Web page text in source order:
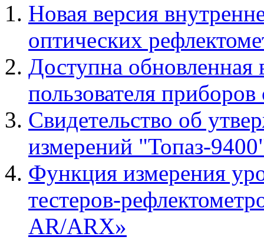
Новая версия
оптических
Доступна обновленная
пользователя
Свидетельство об
измерений "Топаз-
Функция измерения
тестеров-
AR/ARX»